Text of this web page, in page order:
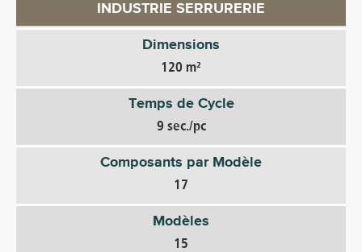
INDUSTRIE SERRURERIE
Dimensions
120 m²
Temps de Cycle
9 sec./pc
Composants par Modèle
17
Modèles
15